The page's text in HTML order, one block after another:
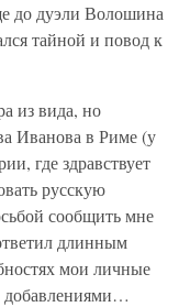
до дуэли Волошина
тайной и повод к
из вида, но
Иванова в Риме (у
где здравствует
русскую
сообщить мне
длинным
мои личные
добавлениями…